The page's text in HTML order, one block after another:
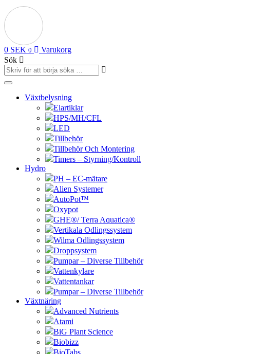
0 SEK 0
Varukorg
Sök
Växtbelysning
Elartiklar
HPS/MH/CFL
LED
Tillbehör
Tillbehör Och Montering
Timers – Styrning/Kontroll
Hydro
PH – EC-mätare
Alien Systemer
AutoPot™
Oxypot
GHE®/ Terra Aquatica®
Vertikala Odlingssystem
Wilma Odlingssystem
Droppsystem
Pumpar – Diverse Tillbehör
Vattenkylare
Vattentankar
Pumpar – Diverse Tillbehör
Växtnäring
Advanced Nutrients
Atami
BiG Plant Science
Biobizz
BioTabs